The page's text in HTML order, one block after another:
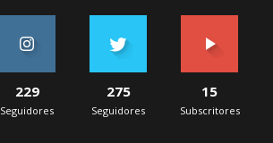
229
Seguidores
275
Seguidores
15
Subscritores